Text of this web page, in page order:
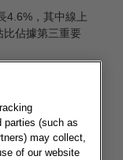
4.6%，其中線上
比佔據第三重要
半年佈局電
parties (such as
may collect,
of our website